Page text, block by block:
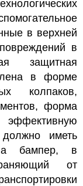
в верхней
в
защитная
в форме
колпаков,
форма
должно иметь
бампер, в
от